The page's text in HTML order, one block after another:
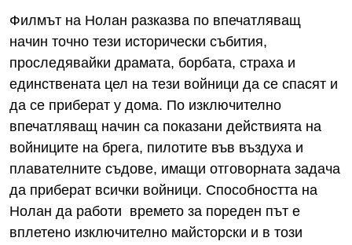
Филмът на Нолан разказва по впечатляващ
начин точно тези исторически събития,
проследявайки драмата, борбата, страха и
единствената цел на тези войници да се спасят и
да се приберат у дома. По изключително
впечатляващ начин са показани действията на
войниците на брега, пилотите във въздуха и
плавателните съдове, имащи отговорната задача
да приберат всички войници. Способността на
Нолан да работи времето за пореден път е
вплетено изключително майсторски и в този